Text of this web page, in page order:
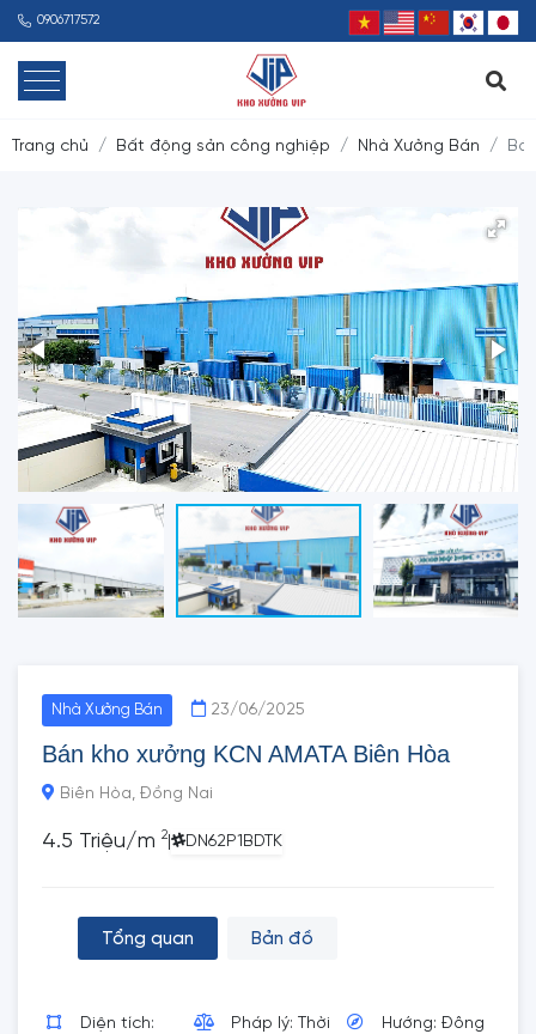
0906717572
Trang chủ Bất động sản công nghiệp Nhà Xưởng Bán
Nhà Xưởng Bán 23/06/2025
Bán kho xưởng KCN AMATA Biên Hòa
Biên Hòa, Đồng Nai
4.5 Triệu/m 2 DN62P1BDTK
Tổng quan Bản đồ
Diện tích:
Pháp lý: Thời
Hướng: Đông